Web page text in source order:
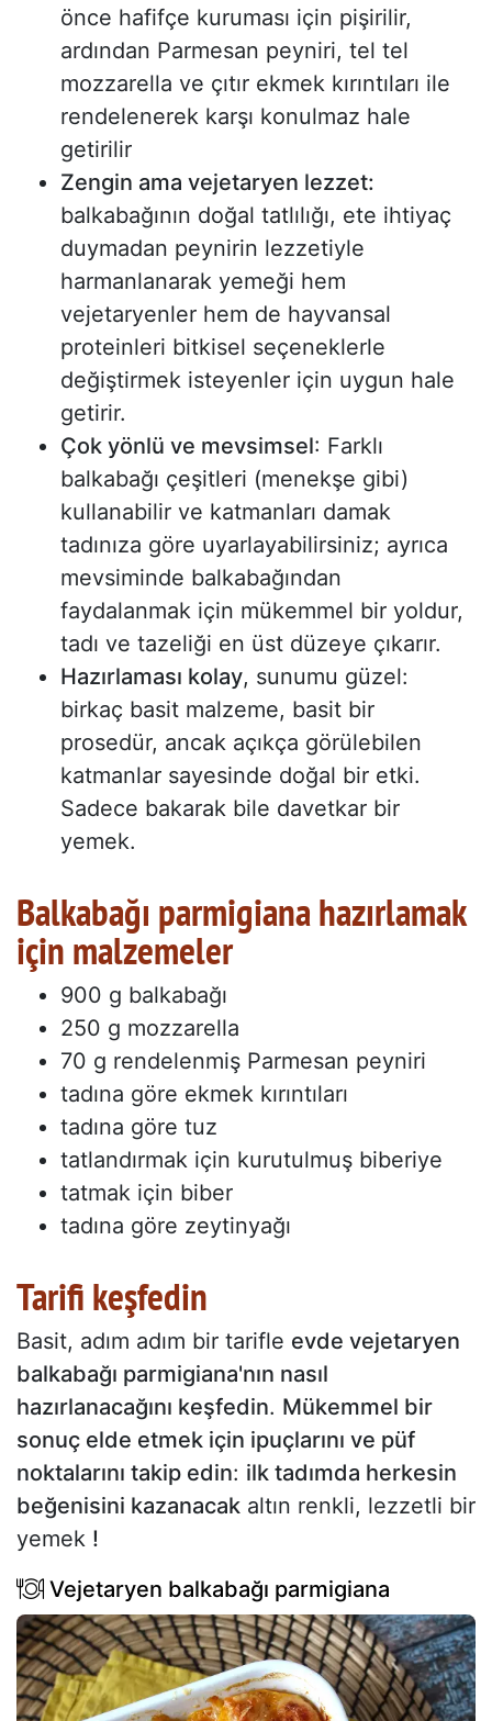
önce hafifçe kuruması için pişirilir,
ardından Parmesan peyniri, tel tel
mozzarella ve çıtır ekmek kırıntıları ile
rendelenerek karşı konulmaz hale
getirilir
Zengin ama vejetaryen lezzet:
balkabağının doğal tatlılığı, ete ihtiyaç
duymadan peynirin lezzetiyle
harmanlanarak yemeği hem
vejetaryenler hem de hayvansal
proteinleri bitkisel seçeneklerle
değiştirmek isteyenler için uygun hale
getirir.
Çok yönlü ve mevsimsel: Farklı
balkabağı çeşitleri (menekşe gibi)
kullanabilir ve katmanları damak
tadınıza göre uyarlayabilirsiniz; ayrıca
mevsiminde balkabağından
faydalanmak için mükemmel bir yoldur,
tadı ve tazeliği en üst düzeye çıkarır.
Hazırlaması kolay, sunumu güzel:
birkaç basit malzeme, basit bir
prosedür, ancak açıkça görülebilen
katmanlar sayesinde doğal bir etki.
Sadece bakarak bile davetkar bir
yemek.
Balkabağı parmigiana hazırlamak
için malzemeler
900 g balkabağı
250 g mozzarella
70 g rendelenmiş Parmesan peyniri
tadına göre ekmek kırıntıları
tadına göre tuz
tatlandırmak için kurutulmuş biberiye
tatmak için biber
tadına göre zeytinyağı
Tarifi keşfedin
Basit, adım adım bir tarifle evde vejetaryen
balkabağı parmigiana'nın nasıl
hazırlanacağını keşfedin. Mükemmel bir
sonuç elde etmek için ipuçlarını ve püf
noktalarını takip edin: ilk tadımda herkesin
beğenisini kazanacak altın renkli, lezzetli bir
yemek !
Vejetaryen balkabağı parmigiana